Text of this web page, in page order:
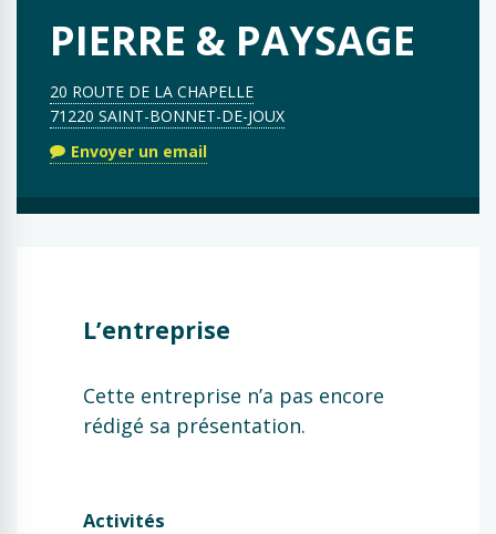
PIERRE & PAYSAGE
20 ROUTE DE LA CHAPELLE
71220 SAINT-BONNET-DE-JOUX
Envoyer un email
L’entreprise
Cette entreprise n’a pas encore
rédigé sa présentation.
Activités